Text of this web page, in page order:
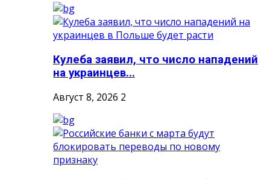
Кулеба заявил, что число нападений
на украинцев...
Август 8, 2026 2